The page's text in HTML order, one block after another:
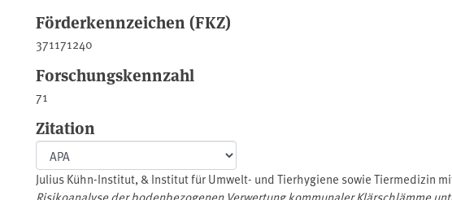
Förderkennzeichen (FKZ)
371171240
Forschungskennzahl
71
Zitation
Julius Kühn-Institut, & Institut für Umwelt- und Tierhygiene sowie Tiermedizin
Risikoanalyse der bodenbezogenen Verwertung kommunaler Klärschlämme